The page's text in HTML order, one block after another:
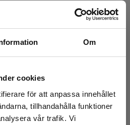
Om
cookies
för att anpassa innehållet
tillhandahålla funktioner
vår trafik. Vi